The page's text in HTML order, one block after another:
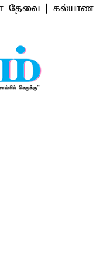
| கல்யாண வரன் |